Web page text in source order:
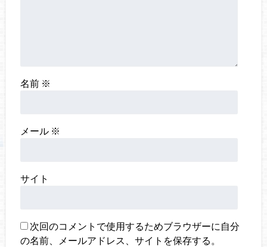
名前 ※
メール ※
サイト
次回のコメントで使用するためブラウザーに自分
の名前、メールアドレス、サイトを保存する。